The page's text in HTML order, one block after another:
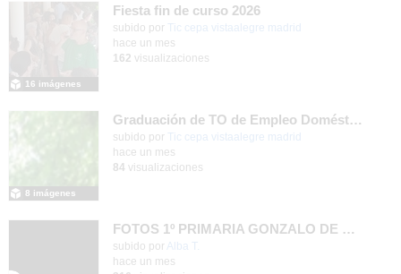
Fiesta fin de curso 2026
subido por Tic cepa vistaalegre madrid
16 imágenes
hace un mes
162 visualizaciones
Graduación de TO de Empleo Doméstico
subido por Tic cepa vistaalegre madrid
8 imágenes
hace un mes
84 visualizaciones
FOTOS 1º PRIMARIA GONZALO DE BERCEO
subido por Alba T.
hace un mes